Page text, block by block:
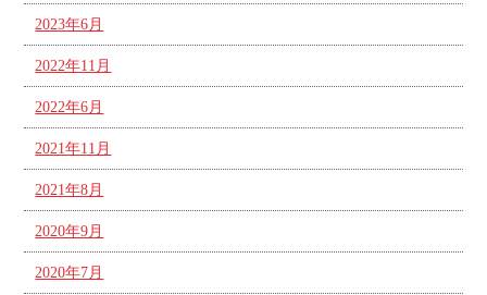
2023年6月
2022年11月
2022年6月
2021年11月
2021年8月
2020年9月
2020年7月